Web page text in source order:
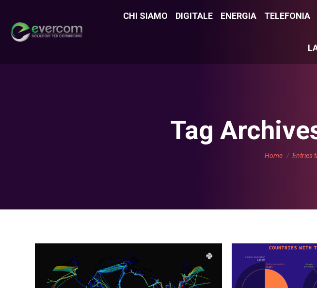
CHI SIAMO DIGITALE ENERGIA TELEFONIA
Tag
You are here:
Home Entries
CHI SIAMO DIGITALE ENERGIA TELEFONIA